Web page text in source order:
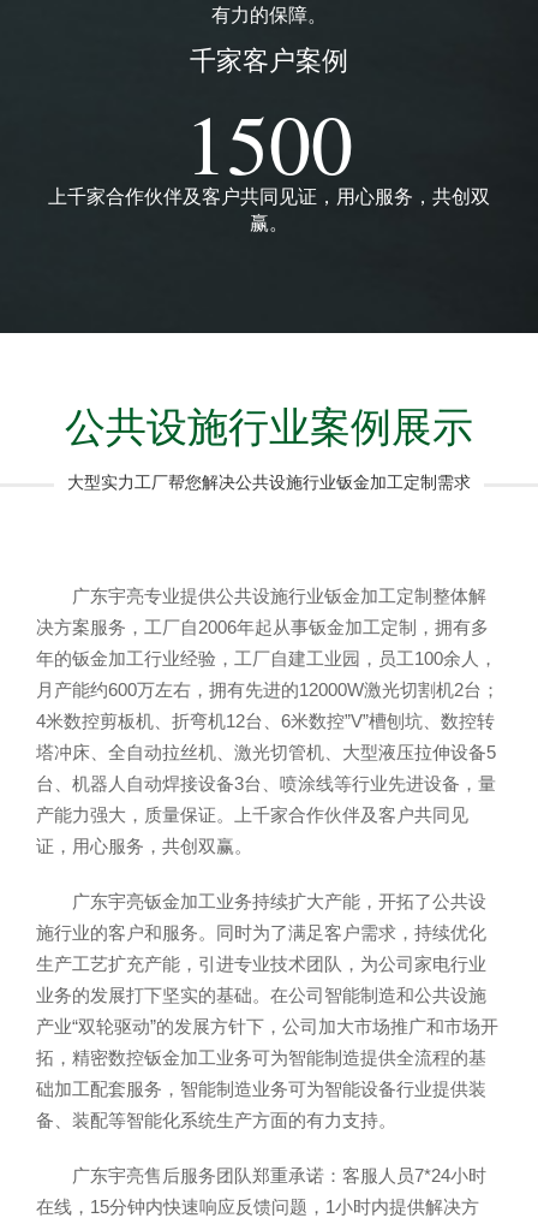
有力的保障。
千家客户案例
1500
上千家合作伙伴及客户共同见证，用心服务，共创双
赢。
公共设施行业案例展示
大型实力工厂帮您解决公共设施行业钣金加工定制需求
广东宇亮专业提供公共设施行业钣金加工定制整体解
决方案服务，工厂自2006年起从事钣金加工定制，拥有多
年的钣金加工行业经验，工厂自建工业园，员工100余人，
月产能约600万左右，拥有先进的12000W激光切割机2台；
4米数控剪板机、折弯机12台、6米数控”V”槽刨坑、数控转
塔冲床、全自动拉丝机、激光切管机、大型液压拉伸设备5
台、机器人自动焊接设备3台、喷涂线等行业先进设备，量
产能力强大，质量保证。上千家合作伙伴及客户共同见
证，用心服务，共创双赢。
广东宇亮钣金加工业务持续扩大产能，开拓了公共设
施行业的客户和服务。同时为了满足客户需求，持续优化
生产工艺扩充产能，引进专业技术团队，为公司家电行业
业务的发展打下坚实的基础。在公司智能制造和公共设施
产业“双轮驱动”的发展方针下，公司加大市场推广和市场开
拓，精密数控钣金加工业务可为智能制造提供全流程的基
础加工配套服务，智能制造业务可为智能设备行业提供装
备、装配等智能化系统生产方面的有力支持。
广东宇亮售后服务团队郑重承诺：客服人员7*24小时
在线，15分钟内快速响应反馈问题，1小时内提供解决方